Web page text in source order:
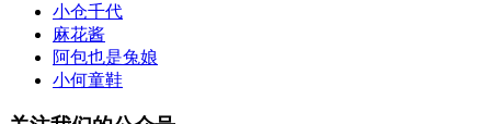
小仓千代
麻花酱
阿包也是兔娘
小何童鞋